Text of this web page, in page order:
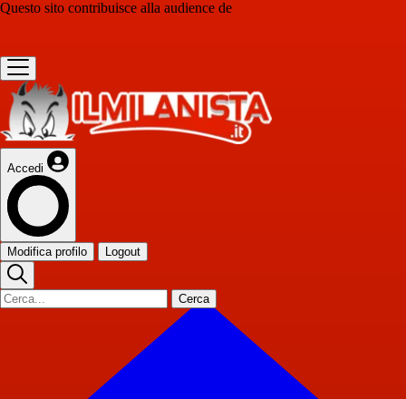
Questo sito contribuisce alla audience de
Accedi
Modifica profilo Logout
Cerca